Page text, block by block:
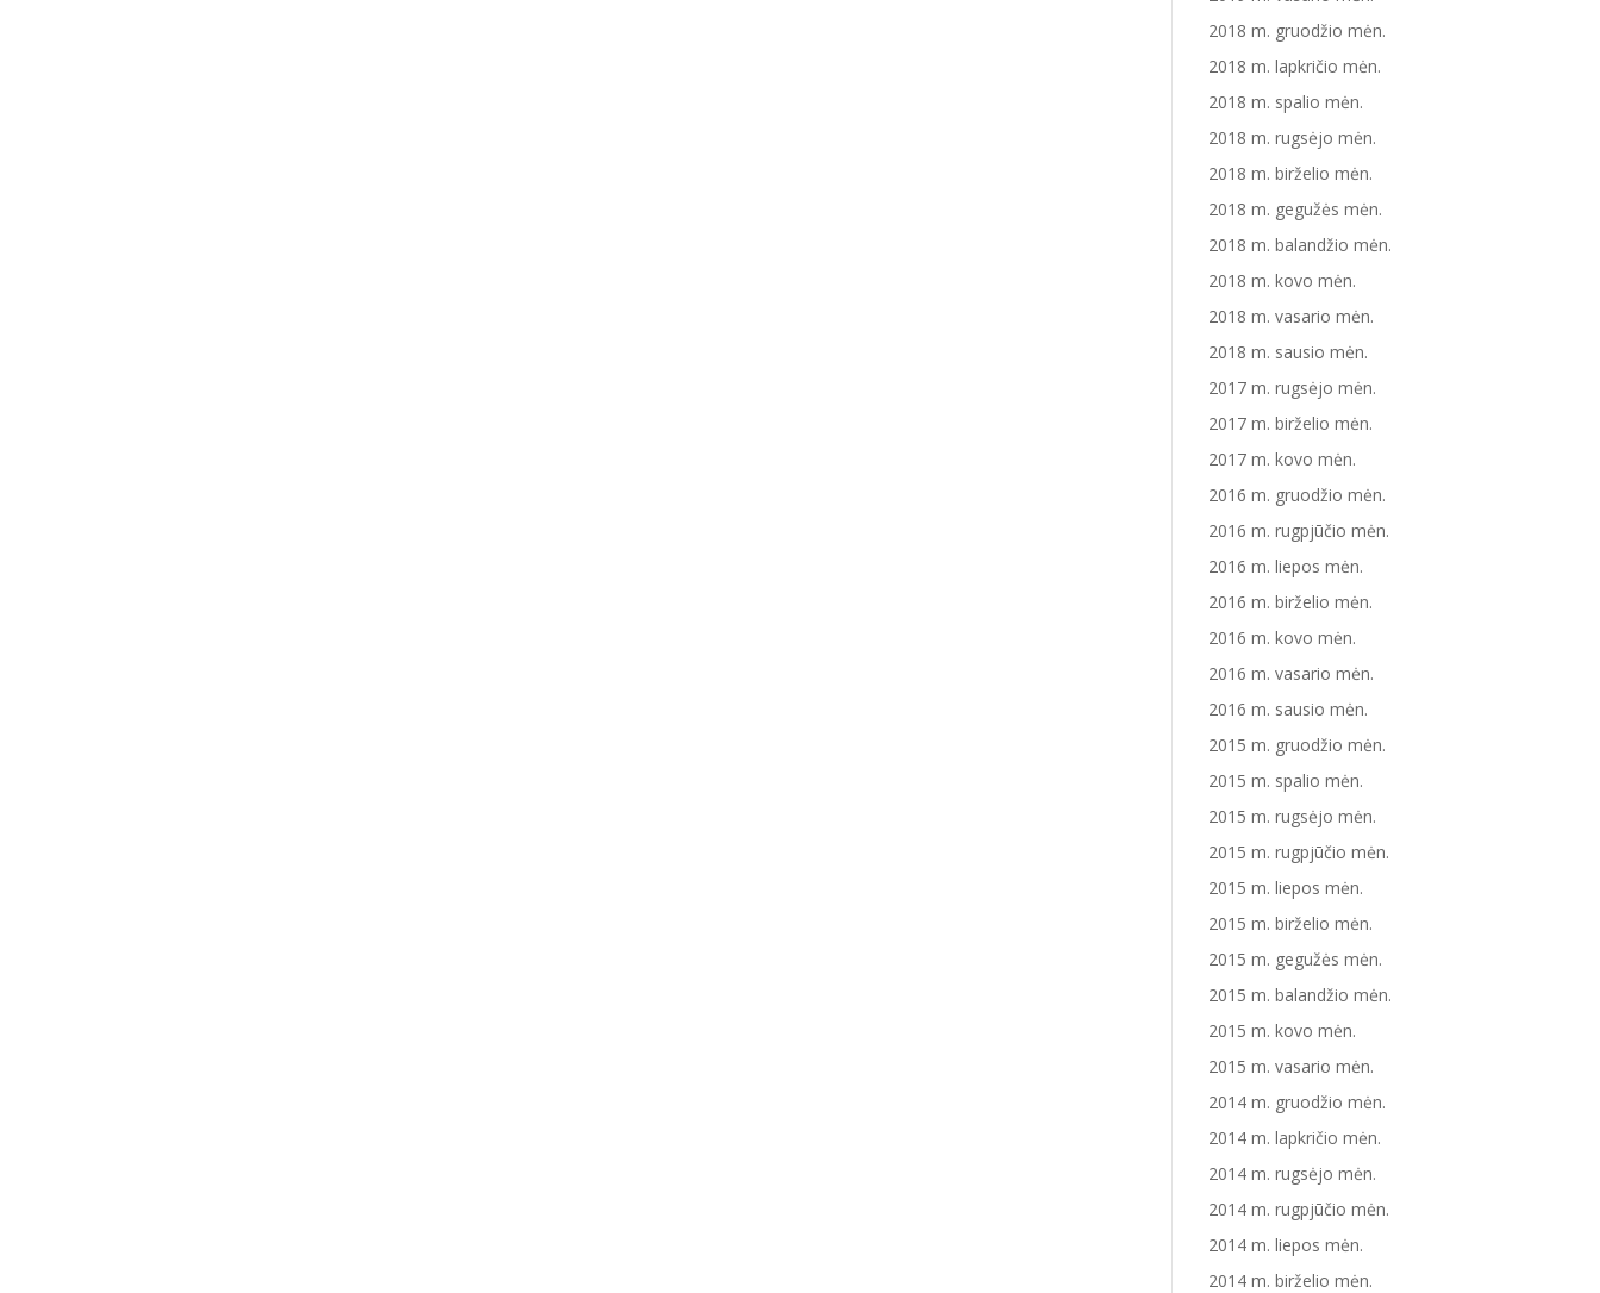
2018 m. gruodžio mėn.
2018 m. lapkričio mėn.
2018 m. spalio mėn.
2018 m. rugsėjo mėn.
2018 m. birželio mėn.
2018 m. gegužės mėn.
2018 m. balandžio mėn.
2018 m. kovo mėn.
2018 m. vasario mėn.
2018 m. sausio mėn.
2017 m. rugsėjo mėn.
2017 m. birželio mėn.
2017 m. kovo mėn.
2016 m. gruodžio mėn.
2016 m. rugpjūčio mėn.
2016 m. liepos mėn.
2016 m. birželio mėn.
2016 m. kovo mėn.
2016 m. vasario mėn.
2016 m. sausio mėn.
2015 m. gruodžio mėn.
2015 m. spalio mėn.
2015 m. rugsėjo mėn.
2015 m. rugpjūčio mėn.
2015 m. liepos mėn.
2015 m. birželio mėn.
2015 m. gegužės mėn.
2015 m. balandžio mėn.
2015 m. kovo mėn.
2015 m. vasario mėn.
2014 m. gruodžio mėn.
2014 m. lapkričio mėn.
2014 m. rugsėjo mėn.
2014 m. rugpjūčio mėn.
2014 m. liepos mėn.
2014 m. birželio mėn.